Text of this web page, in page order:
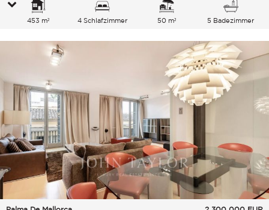
453 m² 4 Schlafzimmer 50 m² 5 Badezimmer